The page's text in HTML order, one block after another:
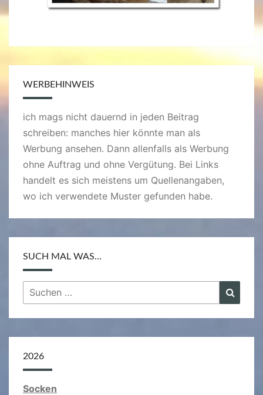
WERBEHINWEIS
ich mags nicht dauernd in jeden Beitrag
schreiben: manches hier könnte man als
Werbung ansehen. Dann allenfalls als Werbung
ohne Auftrag und ohne Vergütung. Bei Links
handelt es sich meistens um Quellenangaben,
wo ich verwendete Muster gefunden habe.
SUCH MAL WAS…
Suchen
nach:
2026
Socken